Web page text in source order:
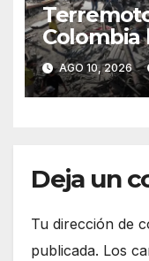
Colombia
heridos,
AGO 10, 2026
Deja un
Tu dirección de
publicada. Los